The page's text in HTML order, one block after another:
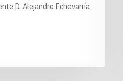
D. Alejandro Echevarría